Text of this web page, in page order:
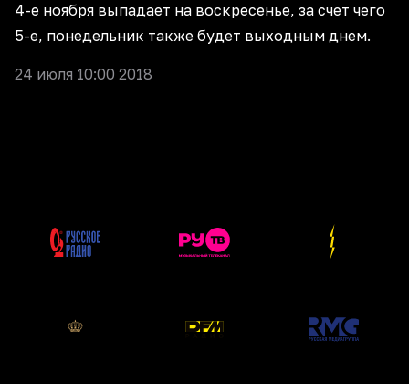
4-е ноября выпадает на воскресенье, за счет чего
5-е, понедельник также будет выходным днем.
24 июля 10:00 2018